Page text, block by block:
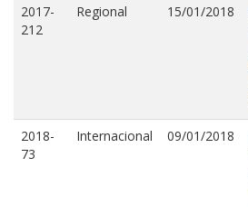
2017-
212
Regional 15/01/2018
2018-
73
Internacional 09/01/2018